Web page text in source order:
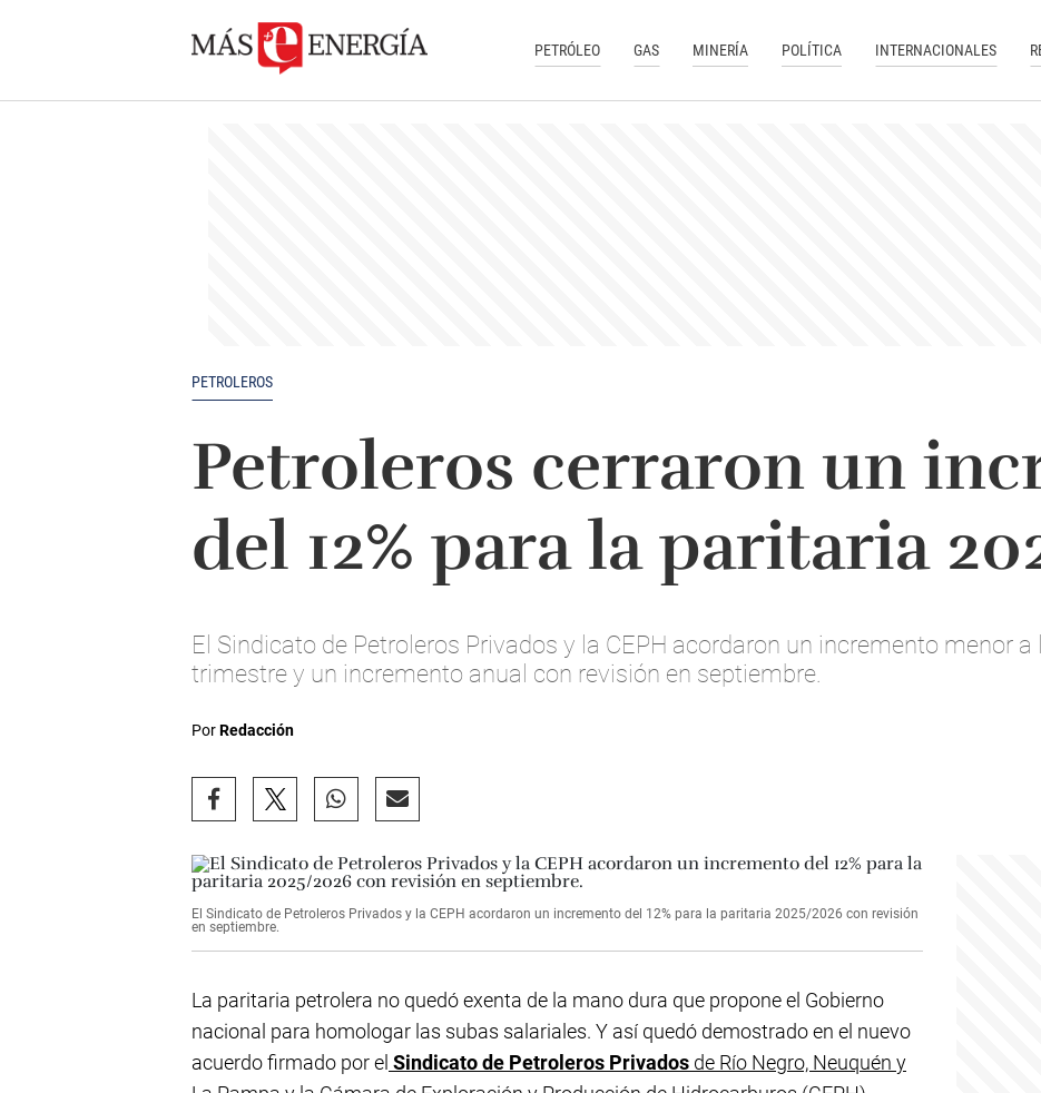
PETRÓLEO GAS MINERÍA POLÍTICA INTERNACIONALES
PETROLEROS
Petroleros cerraron un
del 12% para la paritaria
El Sindicato de Petroleros Privados y la CEPH acordaron un incremento menor
trimestre y un incremento anual con revisión en septiembre.
PorRedacción
El Sindicato de Petroleros Privados y la CEPH acordaron un incremento del 12% para la paritaria 2025/2026 con revisión
en septiembre.
La paritaria petrolera no quedó exenta de la mano dura que propone el Gobierno
nacional para homologar las subas salariales. Y así quedó demostrado en el nuevo
acuerdo firmado por el Sindicato de Petroleros Privados de Río Negro, Neuquén y